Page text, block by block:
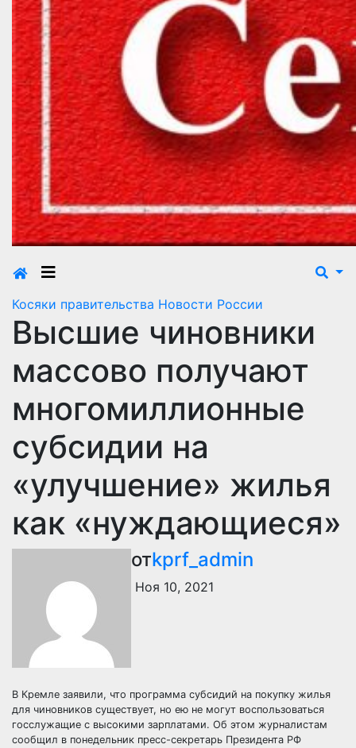
Косяки правительства Новости России
Высшие чиновники
массово получают
многомиллионные
субсидии на
«улучшение» жилья
как «нуждающиеся»
отkprf_admin
Ноя 10, 2021
В Кремле заявили, что программа субсидий на покупку жилья
для чиновников существует, но ею не могут воспользоваться
госслужащие с высокими зарплатами. Об этом журналистам
сообщил в понедельник пресс-секретарь Президента РФ